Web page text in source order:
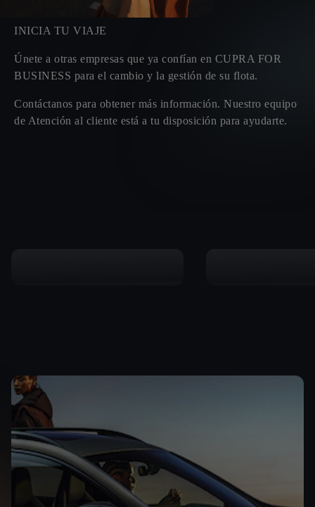
INICIA TU VIAJE
Únete a otras empresas que ya confían en CUPRA FOR
BUSINESS para el cambio y la gestión de su flota.
Contáctanos para obtener más información. Nuestro equipo
de Atención al cliente está a tu disposición para ayudarte.